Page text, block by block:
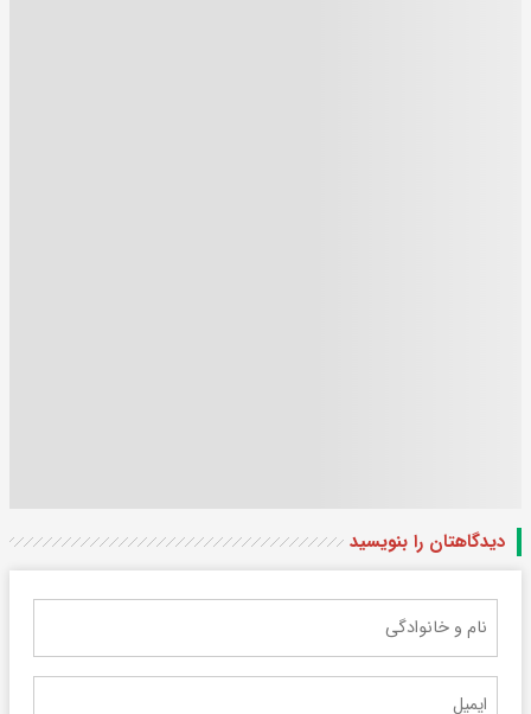
دیدگاهتان را بنویسید